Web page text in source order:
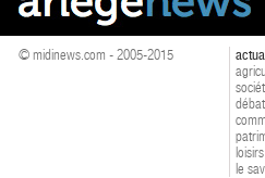
© midinews.com - 2005-2015
loisirs
le